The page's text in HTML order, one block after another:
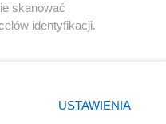
skanować
identyfikacji.
ustawień prywatności
strony
USTAWIENIA